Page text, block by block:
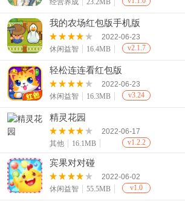
经营养成
23.2MB
我的农场红包版手机版
2022-06-23
休闲益智
16.4MB v2.1.7
轻松连连看红包版
2022-06-23
休闲益智
16.3MB v3.24
精灵花园
2022-06-17
其他
16.1MB v1.2.2
宾果对对碰
2022-06-02
休闲益智
55.5MB v1.0